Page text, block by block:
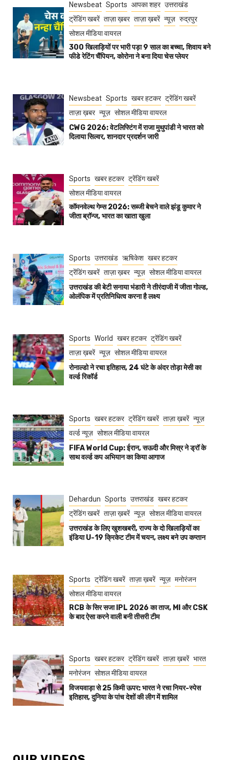
Newsbeat Sports आपका शहर उत्तराखंड
ट्रेंडिंग खबरें ताज़ा ख़बर ताज़ा ख़बरें न्यूज़ रुद्रपुर
सोशल मीडिया वायरल
300 खिलाड़ियों पर भारी पड़ा 9 साल का बच्चा, शिवाय बने
फीडे रेटिंग चैंपियन, कोरोना ने बना दिया चेस प्लेयर
Newsbeat Sports खबर हटकर ट्रेंडिंग खबरें
ताज़ा ख़बर न्यूज़ सोशल मीडिया वायरल
CWG 2026: वेटलिफ्टिंग में राजा मुथुपांडी ने भारत को
दिलाया सिल्वर, शानदार प्रदर्शन जारी
Sports खबर हटकर ट्रेंडिंग खबरें
सोशल मीडिया वायरल
कॉमनवेल्थ गेम्स 2026: सब्जी बेचने वाले झंडू कुमार ने
जीता ब्रॉन्ज, भारत का खाता खुला
Sports उत्तराखंड ऋषिकेश खबर हटकर
ट्रेंडिंग खबरें ताज़ा ख़बर न्यूज़ सोशल मीडिया वायरल
उत्तराखंड की बेटी सनाया भंडारी ने तीरंदाजी में जीता गोल्ड,
ओलंपिक में प्रतिनिधित्व करना है लक्ष्य
Sports World खबर हटकर ट्रेंडिंग खबरें
ताज़ा ख़बरें न्यूज़ सोशल मीडिया वायरल
रोनाल्डो ने रचा इतिहास, 24 घंटे के अंदर तोड़ा मेसी का
वर्ल्ड रिकॉर्ड
Sports खबर हटकर ट्रेंडिंग खबरें ताज़ा ख़बरें न्यूज़
वर्ल्ड न्यूज़ सोशल मीडिया वायरल
FIFA World Cup: ईरान, सऊदी और मिस्र ने ड्रॉ के
साथ वर्ल्ड कप अभियान का किया आगाज
Dehardun Sports उत्तराखंड खबर हटकर
ट्रेंडिंग खबरें ताज़ा ख़बरें न्यूज़ सोशल मीडिया वायरल
उत्तराखंड के लिए खुशखबरी, राज्य के दो खिलाड़ियों का
इंडिया U-19 क्रिकेट टीम में चयन, लक्ष्य बने उप कप्तान
Sports ट्रेंडिंग खबरें ताज़ा ख़बरें न्यूज़ मनोरंजन
सोशल मीडिया वायरल
RCB के सिर सजा IPL 2026 का ताज, MI और CSK
के बाद ऐसा करने वाली बनी तीसरी टीम
Sports खबर हटकर ट्रेंडिंग खबरें ताज़ा ख़बरें भारत
मनोरंजन सोशल मीडिया वायरल
विजयवाड़ा से 25 किमी ऊपर: भारत ने रचा नियर-स्पेस
इतिहास, दुनिया के पांच देशों की लीग में शामिल